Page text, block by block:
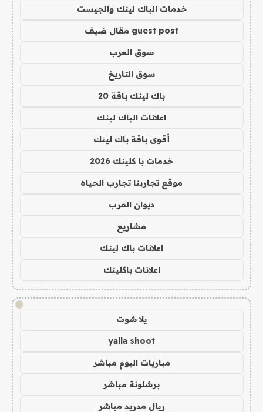
خدمات الباك لينك والجيست
guest post مقال ضيف
سوق العرب
سوق التاريخ
باك لينك باقة 20
اعلانات الباك لينك
أقوى باقة باك لينك
خدمات با كلينك 2026
موقع تجاربنا تجارب الحياه
ديوان العرب
مشاريع
اعلانات باك لينك
اعلانات باكلينك
!
يلا شوت
yalla shoot
مباريات اليوم مباشر
برشلونة مباشر
ريال مدريد مباشر